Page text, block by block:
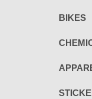
BIKES